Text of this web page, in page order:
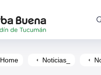
Home Noticias_